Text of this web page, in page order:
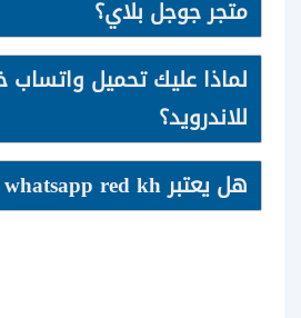
متجر جوجل بلاي؟
لماذا عليك تحميل واتساب
للاندرويد؟
هل يعتبر whatsapp red kh